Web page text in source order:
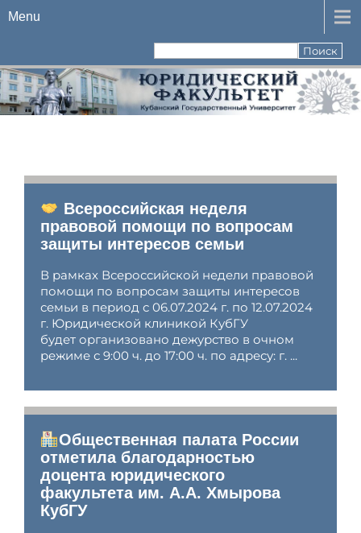
Menu
Всероссийская неделя
правовой помощи по вопросам
защиты интересов семьи
В рамках Всероссийской недели правовой
помощи по вопросам защиты интересов
семьи в период с 06.07.2024 г. по 12.07.2024
г. Юридической клиникой КубГУ
будет организовано дежурство в очном
режиме с 9:00 ч. до 17:00 ч. по адресу: г. ...
Общественная палата России
отметила благодарностью
доцента юридического
факультета им. А.А. Хмырова
КубГУ